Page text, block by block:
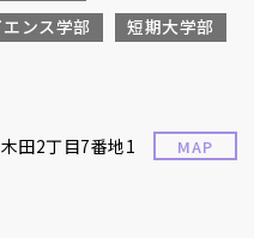
ンス学部 短期大学部
田2丁目7番地1 MAP